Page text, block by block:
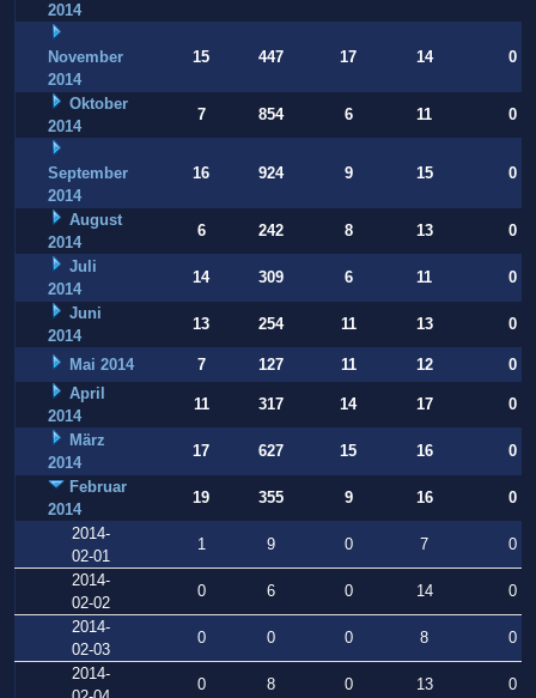
2014
November
2014
15 447 17 14 0
Oktober
2014
7 854 6 11 0
September
2014
16 924 9 15 0
August
2014
6 242 8 13
0
Juli
2014
14 309 6 11
0
Juni
2014
13 254 11 13 0
Mai 2014 7 127 11 12
0
April
2014
11 317 14 17
0
März
2014
17 627 15 16
0
Februar
2014
19 355 9 16
0
2014-
02-01
1 9 0 7
0
2014-
02-02
0 6 0 14
0
2014-
02-03
0 0 0 8
0
2014-
0 8 0 13 0